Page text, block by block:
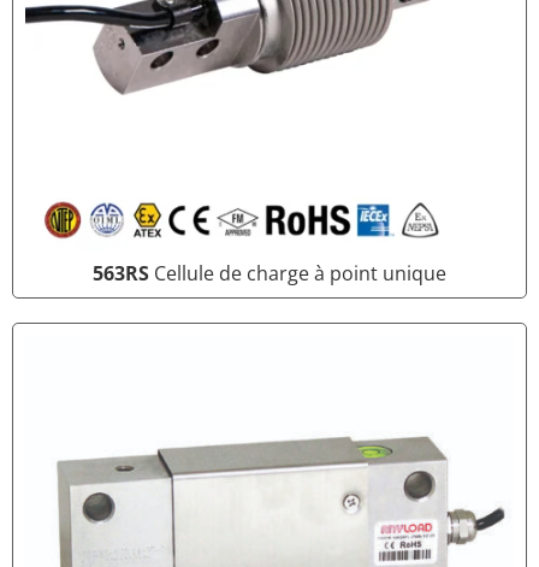
563RS Cellule de charge à point unique